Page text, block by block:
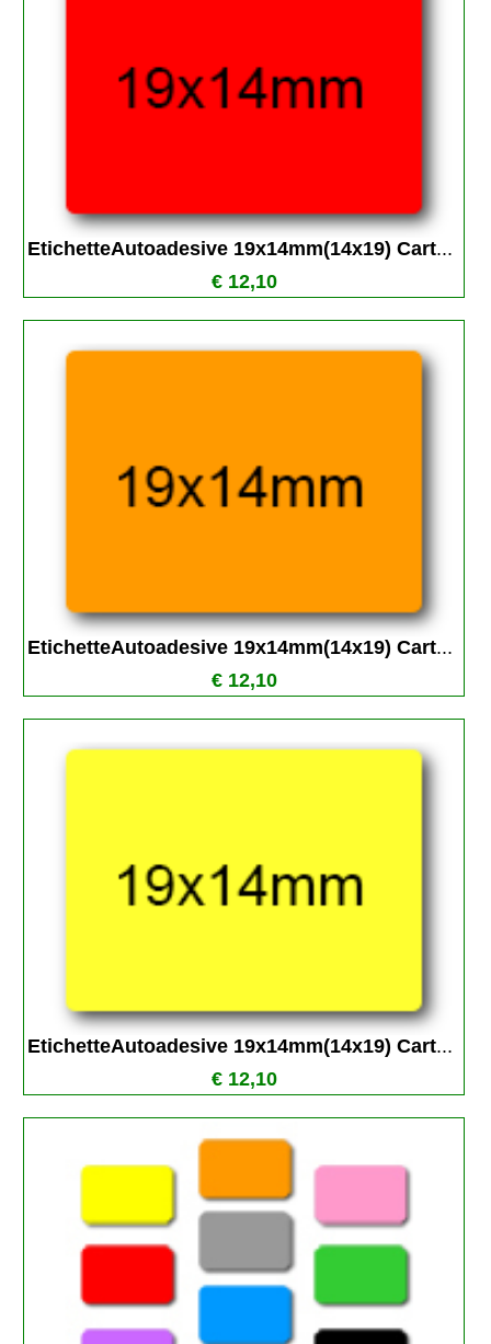
EtichetteAutoadesive 19x14mm(14x19) Cart...
€ 12,10
EtichetteAutoadesive 19x14mm(14x19) Cart...
€ 12,10
EtichetteAutoadesive 19x14mm(14x19) Cart...
€ 12,10